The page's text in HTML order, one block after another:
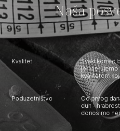
Naša
Kvalitet
Svaki komad
jer vjerujemo
kvalitetom
Poduzetništvo
Od prvog
duh -
donosimo